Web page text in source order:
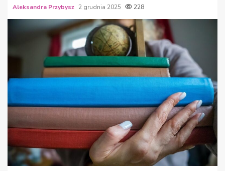
Aleksandra Przybysz 2 grudnia 2025 228